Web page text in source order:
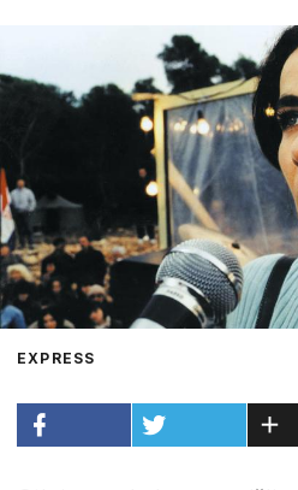
EXPRESS